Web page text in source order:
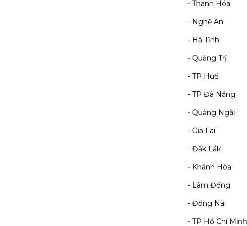
- Thanh Hóa
- Nghệ An
- Hà Tĩnh
- Quảng Trị
- TP Huế
- TP Đà Nẵng
- Quảng Ngãi
- Gia Lai
- Đắk Lắk
- Khánh Hòa
- Lâm Đồng
- Đồng Nai
- TP Hồ Chí Minh